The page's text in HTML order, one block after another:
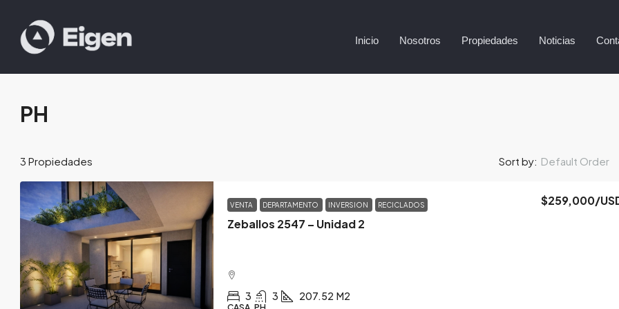
Inicio Nosotros Propiedades Noticias
PH
3 Propiedades Sort by: Default Order
VENTA DEPARTAMENTO INVERSION RECICLADOS
Zeballos 2547 – Unidad 2
$259,000/
3 3 207.52 M2